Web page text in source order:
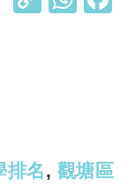
k
p
排名, 觀塘區